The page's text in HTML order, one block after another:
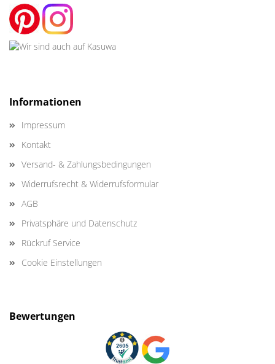
Informationen
Impressum
Kontakt
Versand- & Zahlungsbedingungen
Widerrufsrecht & Widerrufsformular
AGB
Privatsphäre und Datenschutz
Rückruf Service
Cookie Einstellungen
Bewertungen